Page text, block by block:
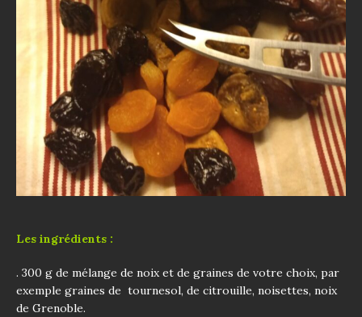
Les ingrédients :
. 300 g de mélange de noix et de graines de votre choix, par
exemple graines de tournesol, de citrouille, noisettes, noix
de Grenoble.